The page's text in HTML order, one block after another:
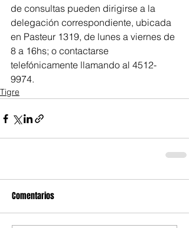
de consultas pueden dirigirse a la
delegación correspondiente, ubicada
en Pasteur 1319, de lunes a viernes de
8 a 16hs; o contactarse
telefónicamente llamando al 4512-
9974.
Tigre
Comentarios